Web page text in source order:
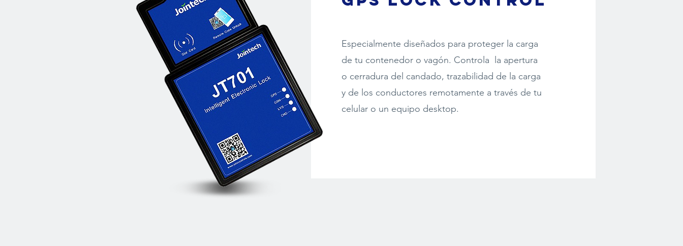
Especialmente diseñados para proteger la carga
de tu contenedor o vagón. Controla la apertura
o cerradura del candado, trazabilidad de la carga
y de los conductores remotamente a través de tu
celular o un equipo desktop.